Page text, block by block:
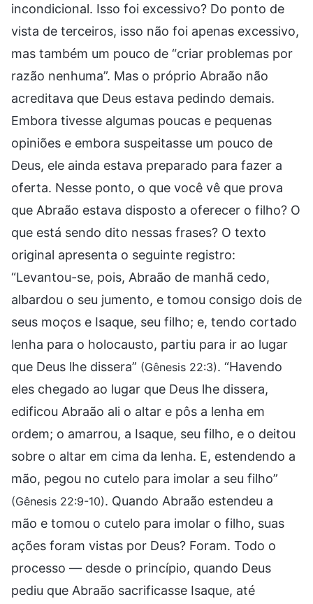
incondicional. Isso foi excessivo? Do ponto de
vista de terceiros, isso não foi apenas excessivo,
mas também um pouco de “criar problemas por
razão nenhuma”. Mas o próprio Abraão não
acreditava que Deus estava pedindo demais.
Embora tivesse algumas poucas e pequenas
opiniões e embora suspeitasse um pouco de
Deus, ele ainda estava preparado para fazer a
oferta. Nesse ponto, o que você vê que prova
que Abraão estava disposto a oferecer o filho? O
que está sendo dito nessas frases? O texto
original apresenta o seguinte registro:
“Levantou-se, pois, Abraão de manhã cedo,
albardou o seu jumento, e tomou consigo dois de
seus moços e Isaque, seu filho; e, tendo cortado
lenha para o holocausto, partiu para ir ao lugar
que Deus lhe dissera” (Gênesis 22:3). “Havendo
eles chegado ao lugar que Deus lhe dissera,
edificou Abraão ali o altar e pôs a lenha em
ordem; o amarrou, a Isaque, seu filho, e o deitou
sobre o altar em cima da lenha. E, estendendo a
mão, pegou no cutelo para imolar a seu filho”
(Gênesis 22:9-10). Quando Abraão estendeu a
mão e tomou o cutelo para imolar o filho, suas
ações foram vistas por Deus? Foram. Todo o
processo — desde o princípio, quando Deus
pediu que Abraão sacrificasse Isaque, até